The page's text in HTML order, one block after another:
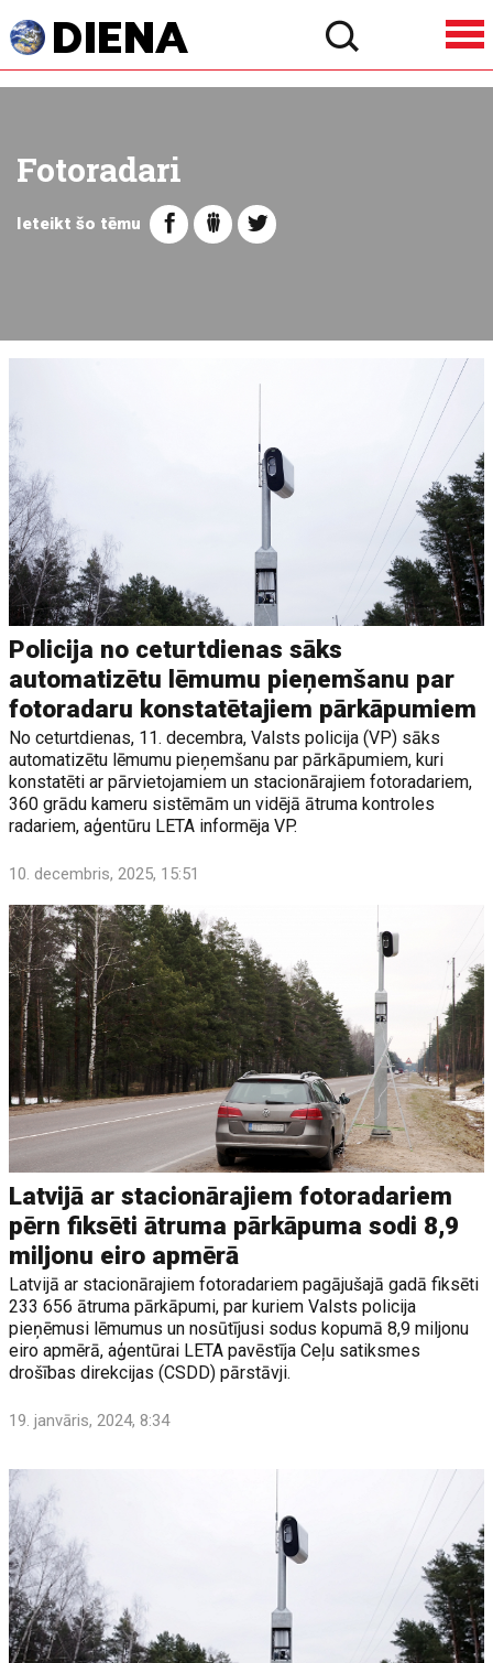
Fotoradari
Ieteikt šo tēmu
Policija no ceturtdienas sāks
automatizētu lēmumu pieņemšanu par
fotoradaru konstatētajiem pārkāpumiem
No ceturtdienas, 11. decembra, Valsts policija (VP) sāks
automatizētu lēmumu pieņemšanu par pārkāpumiem, kuri
konstatēti ar pārvietojamiem un stacionārajiem fotoradariem,
360 grādu kameru sistēmām un vidējā ātruma kontroles
radariem, aģentūru LETA informēja VP.
10. decembris, 2025, 15:51
Latvijā ar stacionārajiem fotoradariem
pērn fiksēti ātruma pārkāpuma sodi 8,9
miljonu eiro apmērā
Latvijā ar stacionārajiem fotoradariem pagājušajā gadā fiksēti
233 656 ātruma pārkāpumi, par kuriem Valsts policija
pieņēmusi lēmumus un nosūtījusi sodus kopumā 8,9 miljonu
eiro apmērā, aģentūrai LETA pavēstīja Ceļu satiksmes
drošības direkcijas (CSDD) pārstāvji.
19. janvāris, 2024, 8:34